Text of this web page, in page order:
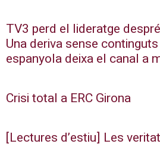
TV3 perd el lideratge
Una deriva sense
espanyola deixa el canal a
Crisi total a ERC Girona
[Lectures d’estiu] Les